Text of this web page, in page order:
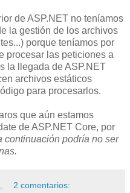
de ASP.NET no teníamos
la gestión de los archivos
porque teníamos por
procesar las peticiones a
la llegada de ASP.NET
archivos estáticos
para procesarlos.
que aún estamos
de ASP.NET Core, por
continuación podría no ser
2 comentarios: